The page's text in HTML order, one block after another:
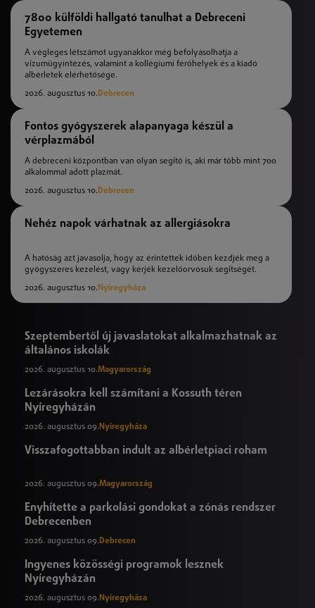
7800 külföldi hallgató tanulhat a Debreceni
Egyetemen
A végleges létszámot ugyanakkor még befolyásolhatja a
vízumügyintézés, valamint a kollégiumi férőhelyek és a kiadó
albérletek elérhetősége.
2026. augusztus 10.Debrecen
Fontos gyógyszerek alapanyaga készül a
vérplazmából
A debreceni központban van olyan segítő is, aki már több mint 700
alkalommal adott plazmát.
2026. augusztus 10.Debrecen
Nehéz napok várhatnak az allergiásokra
A hatóság azt javasolja, hogy az érintettek időben kezdjék meg a
gyógyszeres kezelést, vagy kérjék kezelőorvosuk segítségét.
2026. augusztus 10. Nyíregyháza
Szeptembertől új javaslatokat alkalmazhatnak az
általános iskolák
2026. augusztus 10.Magyarország
Lezárásokra kell számítani a Kossuth téren
Nyíregyházán
2026. augusztus 09. Nyíregyháza
Visszafogottabban indult az albérletpiaci roham
2026. augusztus 09.Magyarország
Enyhítette a parkolási gondokat a zónás rendszer
Debrecenben
2026. augusztus 09.Debrecen
Ingyenes közösségi programok lesznek
Nyíregyházán
2026. augusztus 09. Nyíregyháza